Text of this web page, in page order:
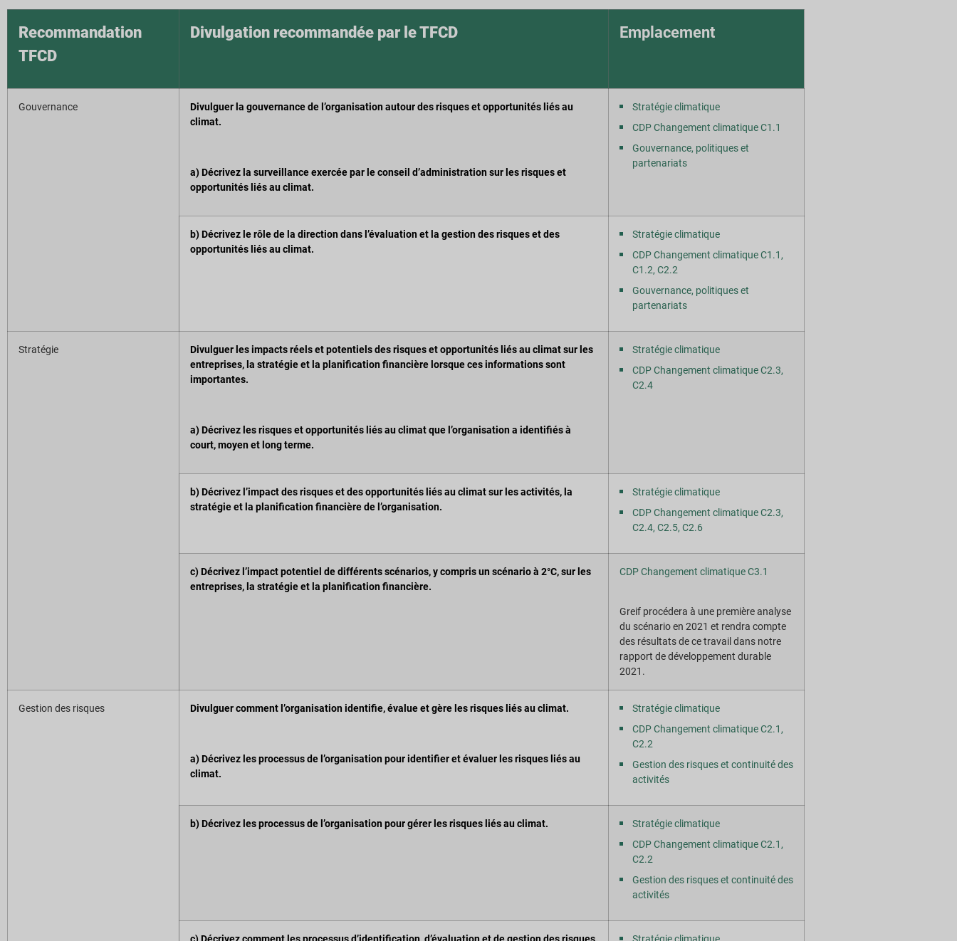
Recommandation
TFCD
Divulgation recommandée par le TFCD Emplacement
Gouvernance
Divulguer la gouvernance de l’organisation autour des risques et opportunités liés au
climat.
a) Décrivez la surveillance exercée par le conseil d’administration sur les risques et
opportunités liés au climat.
Stratégie climatique
CDP Changement climatique C1.1
Gouvernance, politiques et
partenariats
b) Décrivez le rôle de la direction dans l’évaluation et la gestion des risques et des
opportunités liés au climat.
Stratégie climatique
CDP Changement climatique C1.1,
C1.2, C2.2
Gouvernance, politiques et
partenariats
Stratégie
Divulguer les impacts réels et potentiels des risques et opportunités liés au climat sur les
entreprises, la stratégie et la planification financière lorsque ces informations sont
importantes.
a) Décrivez les risques et opportunités liés au climat que l’organisation a identifiés à
court, moyen et long terme.
Stratégie climatique
CDP Changement climatique C2.3,
C2.4
b) Décrivez l’impact des risques et des opportunités liés au climat sur les activités, la
stratégie et la planification financière de l’organisation.
Stratégie climatique
CDP Changement climatique C2.3,
C2.4, C2.5, C2.6
c) Décrivez l’impact potentiel de différents scénarios, y compris un scénario à 2°C, sur les
entreprises, la stratégie et la planification financière.
CDP Changement climatique C3.1
Greif procédera à une première analyse
du scénario en 2021 et rendra compte
des résultats de ce travail dans notre
rapport de développement durable
2021.
Gestion des risques Divulguer comment l’organisation identifie, évalue et gère les risques liés au climat.
a) Décrivez les processus de l’organisation pour identifier et évaluer les risques liés au
climat.
Stratégie climatique
CDP Changement climatique C2.1,
C2.2
Gestion des risques et continuité des
activités
b) Décrivez les processus de l’organisation pour gérer les risques liés au climat.
Stratégie climatique
CDP Changement climatique C2.1,
C2.2
Gestion des risques et continuité des
activités